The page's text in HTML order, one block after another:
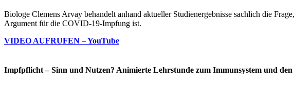
Biologe Clemens Arvay behandelt anhand aktueller Studienergebnisse sachlich die
Argument für die COVID-19-Impfung ist.
VIDEO AUFRUFEN – YouTube
Impfpflicht – Sinn und Nutzen? Animierte Lehrstunde zum Immunsystem und